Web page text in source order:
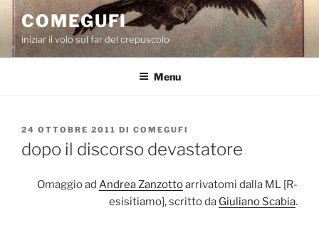
Salta
contenuto
COMEGUFI
iniziar il volo sul far del crepuscolo
Menu
PUBBLICATO
IL
24 OTTOBRE 2011 DI COMEGUFI
dopo il discorso devastatore
Omaggio ad Andrea Zanzottoarrivatomi dalla ML [R-
esisitiamo], scritto da Giuliano Scabia.